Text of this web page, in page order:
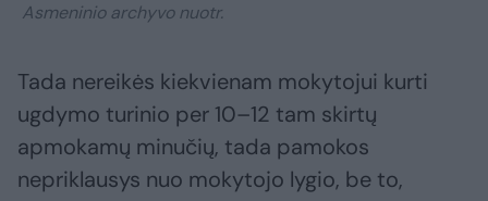
Asmeninio archyvo nuotr.
Tada nereikės kiekvienam mokytojui kurti
ugdymo turinio per 10–12 tam skirtų
apmokamų minučių, tada pamokos
nepriklausys nuo mokytojo lygio, be to,